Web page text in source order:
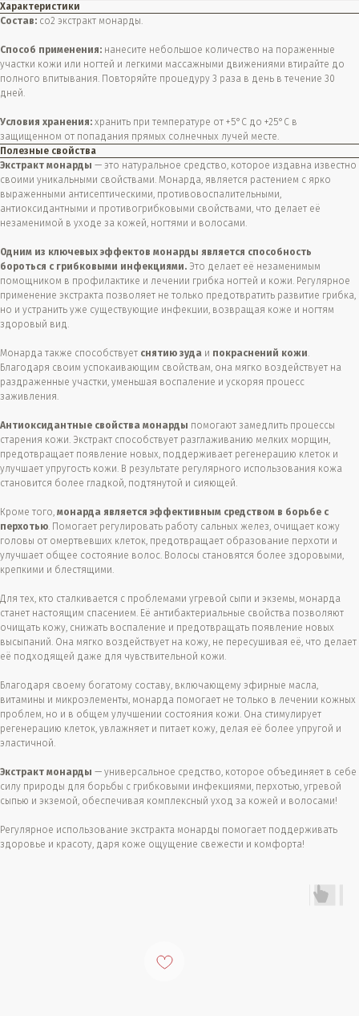
Характеристики
Состав: co2 экстракт монарды.
Способ применения: нанесите небольшое количество на пораженные
участки кожи или ногтей и легкими массажными движениями втирайте до
полного впитывания. Повторяйте процедуру 3 раза в день в течение 30
дней.
Условия хранения: хранить при температуре от +5°С до +25°С в
защищенном от попадания прямых солнечных лучей месте.
Полезные свойства
Экстракт монарды — это натуральное средство, которое издавна известно
своими уникальными свойствами. Монарда, является растением с ярко
выраженными антисептическими, противовоспалительными,
антиоксидантными и противогрибковыми свойствами, что делает её
незаменимой в уходе за кожей, ногтями и волосами.
Одним из ключевых эффектов монарды является способность
бороться с грибковыми инфекциями. Это делает её незаменимым
помощником в профилактике и лечении грибка ногтей и кожи. Регулярное
применение экстракта позволяет не только предотвратить развитие грибка,
но и устранить уже существующие инфекции, возвращая коже и ногтям
здоровый вид.
Монарда также способствует снятию зуда и покраснений кожи.
Благодаря своим успокаивающим свойствам, она мягко воздействует на
раздраженные участки, уменьшая воспаление и ускоряя процесс
заживления.
Антиоксидантные свойства монарды помогают замедлить процессы
старения кожи. Экстракт способствует разглаживанию мелких морщин,
предотвращает появление новых, поддерживает регенерацию клеток и
улучшает упругость кожи. В результате регулярного использования кожа
становится более гладкой, подтянутой и сияющей.
Кроме того, монарда является эффективным средством в борьбе с
перхотью. Помогает регулировать работу сальных желез, очищает кожу
головы от омертвевших клеток, предотвращает образование перхоти и
улучшает общее состояние волос. Волосы становятся более здоровыми,
крепкими и блестящими.
Для тех, кто сталкивается с проблемами угревой сыпи и экземы, монарда
станет настоящим спасением. Её антибактериальные свойства позволяют
очищать кожу, снижать воспаление и предотвращать появление новых
высыпаний. Она мягко воздействует на кожу, не пересушивая её, что делает
её подходящей даже для чувствительной кожи.
Благодаря своему богатому составу, включающему эфирные масла,
витамины и микроэлементы, монарда помогает не только в лечении кожных
проблем, но и в общем улучшении состояния кожи. Она стимулирует
регенерацию клеток, увлажняет и питает кожу, делая её более упругой и
эластичной.
Экстракт монарды — универсальное средство, которое объединяет в себе
силу природы для борьбы с грибковыми инфекциями, перхотью, угревой
сыпью и экземой, обеспечивая комплексный уход за кожей и волосами!
Регулярное использование экстракта монарды помогает поддерживать
здоровье и красоту, даря коже ощущение свежести и комфорта!